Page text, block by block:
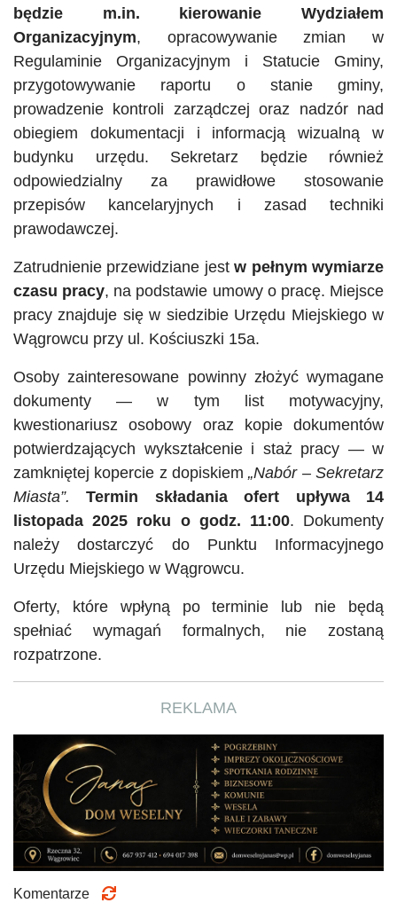
będzie m.in. kierowanie Wydziałem
Organizacyjnym, opracowywanie zmian w
Regulaminie Organizacyjnym i Statucie Gminy,
przygotowywanie raportu o stanie gminy,
prowadzenie kontroli zarządczej oraz nadzór nad
obiegiem dokumentacji i informacją wizualną w
budynku urzędu. Sekretarz będzie również
odpowiedzialny za prawidłowe stosowanie
przepisów kancelaryjnych i zasad techniki
prawodawczej.
Zatrudnienie przewidziane jestw pełnym wymiarze
czasu pracy, na podstawie umowy o pracę. Miejsce
pracy znajduje się w siedzibie Urzędu Miejskiego w
Wągrowcu przy ul. Kościuszki 15a.
Osoby zainteresowane powinny złożyć wymagane
dokumenty — w tym list motywacyjny,
kwestionariusz osobowy oraz kopie dokumentów
potwierdzających wykształcenie i staż pracy — w
zamkniętej kopercie z dopiskiem„Nabór – Sekretarz
Miasta”.
Termin składania ofert upływa 14
listopada 2025 roku o godz. 11:00. Dokumenty
należy dostarczyć do Punktu Informacyjnego
Urzędu Miejskiego w Wągrowcu.
Oferty, które wpłyną po terminie lub nie będą
spełniać wymagań formalnych, nie zostaną
rozpatrzone.
REKLAMA
Komentarze